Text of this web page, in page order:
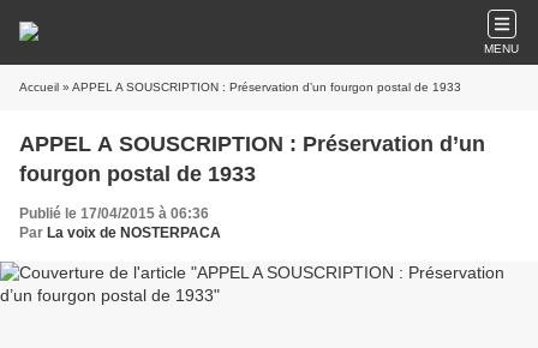
MENU
Accueil » APPEL A SOUSCRIPTION : Préservation d’un fourgon postal de 1933
APPEL A SOUSCRIPTION : Préservation d’un
fourgon postal de 1933
Publié le 17/04/2015 à 06:36
Par La voix de NOSTERPACA